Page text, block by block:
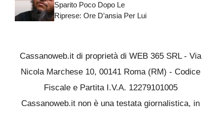
Sparito Poco Dopo Le
Riprese: Ore D’ansia Per Lui
Cassanoweb.it di proprietà di WEB 365 SRL - Via
Nicola Marchese 10, 00141 Roma (RM) - Codice
Fiscale e Partita I.V.A. 12279101005
Cassanoweb.it non è una testata giornalistica, in